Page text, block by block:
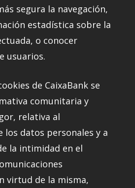
segura la navegación,
estadística sobre la
o conocer
usuarios.
de CaixaBank se
comunitaria y
relativa al
datos personales y a
la intimidad en el
virtud de la misma,